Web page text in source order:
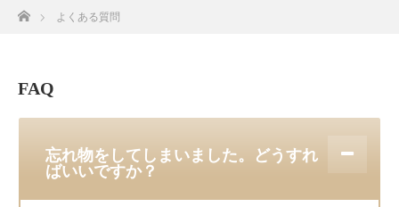
ホームよくある質問
FAQ
忘れ物をしてしまいました。どうすれ
ばいいですか？